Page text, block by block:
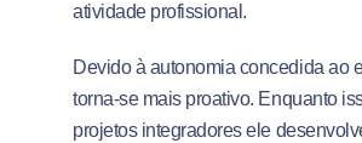
atividade profissional.
Devido à autonomia concedida ao
torna-se mais proativo. Enquanto
projetos integradores ele